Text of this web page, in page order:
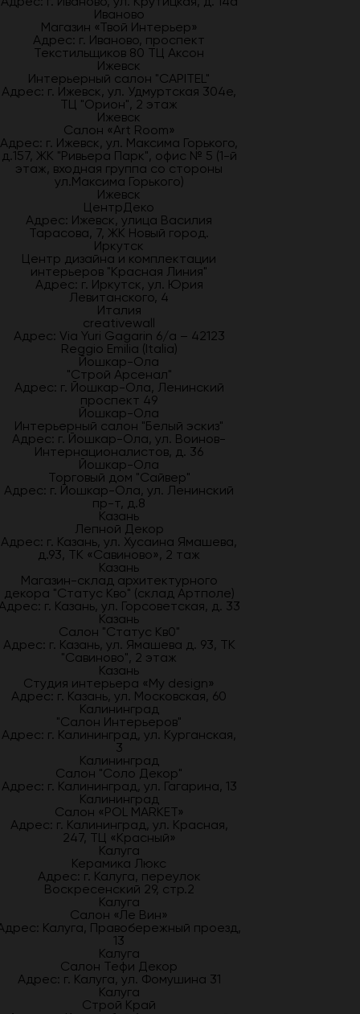
Иваново
Магазин «Твой Интерьер»
Адрес: г. Иваново, проспект
Текстильщиков 80 ТЦ Аксон
Ижевск
Интерьерный салон "CAPITEL"
Адрес: г. Ижевск, ул. Удмуртская 304е,
ТЦ "Орион", 2 этаж
Ижевск
Салон «Art Room»
Адрес: г. Ижевск, ул. Максима Горького,
д.157, ЖК "Ривьера Парк", офис № 5 (1-й
этаж, входная группа со стороны
ул.Максима Горького)
Ижевск
ЦентрДеко
Адрес: Ижевск, улица Василия
Тарасова, 7, ЖК Новый город.
Иркутск
Центр дизайна и комплектации
интерьеров "Красная Линия"
Адрес: г. Иркутск, ул. Юрия
Левитанского, 4
Италия
creativewall
Адрес: Via Yuri Gagarin 6/a – 42123
Reggio Emilia (Italia)
Йошкар-Ола
"Строй Арсенал"
Адрес: г. Йошкар-Ола, Ленинский
проспект 49
Йошкар-Ола
Интерьерный салон "Белый эскиз"
Адрес: г. Йошкар-Ола, ул. Воинов-
Интернационалистов, д. 36
Йошкар-Ола
Торговый дом "Сайвер"
Адрес: г. Йошкар-Ола, ул. Ленинский
пр-т, д.8
Казань
Лепной Декор
Адрес: г. Казань, ул. Хусаина Ямашева,
д.93, ТК «Савиново», 2 таж
Казань
Магазин-склад архитектурного
декора "Статус Кво" (склад Артполе)
г. Казань, ул. Горсоветская, д. 33
Казань
Салон "Статус Кв0"
Адрес: г. Казань, ул. Ямашева д. 93, ТК
"Савиново", 2 этаж
Казань
Студия интерьера «My design»
Адрес: г. Казань, ул. Московская, 60
Калининград
"Салон Интерьеров"
Адрес: г. Калининград, ул. Курганская,
3
Калининград
Салон "Соло Декор"
Адрес: г. Калининград, ул. Гагарина, 13
Калининград
Салон «POL MARKET»
Адрес: г. Калининград, ул. Красная,
247, ТЦ «Красный»
Калуга
Керамика Люкс
Адрес: г. Калуга, переулок
Воскресенский 29, стр.2
Калуга
Салон «Ле Вин»
Калуга, Правобережный проезд,
13
Калуга
Салон Тефи Декор
Адрес: г. Калуга, ул. Фомушина 31
Калуга
Строй Край